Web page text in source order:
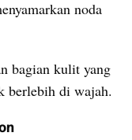
noda
bagian kulit yang
berlebih di wajah.